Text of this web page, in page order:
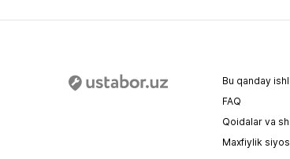
Bu qanday
FAQ
Qoidalar va
Maxfiylik